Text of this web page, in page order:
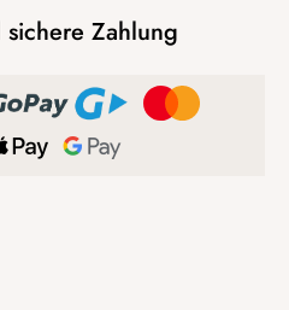
Zahlung